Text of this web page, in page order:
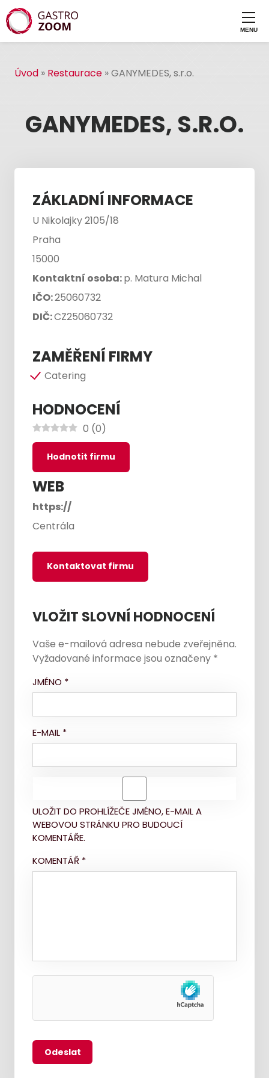
Úvod » Restaurace »GANYMEDES, s.r.o.
GANYMEDES, S.R.O.
ZÁKLADNÍ INFORMACE
U Nikolajky 2105/18
Praha
15000
Kontaktní osoba:p. Matura Michal
IČO:25060732
DIČ:CZ25060732
ZAMĚŘENÍ FIRMY
Catering
HODNOCENÍ
0 (0)
Hodnotit firmu
WEB
https://
Centrála
Kontaktovat firmu
VLOŽIT SLOVNÍ HODNOCENÍ
Vaše e-mailová adresa nebude zveřejněna.
Vyžadované informace jsou označeny *
JMÉNO *
E-MAIL *
ULOŽIT DO PROHLÍŽEČE JMÉNO, E-MAIL A
WEBOVOU STRÁNKU PRO BUDOUCÍ
KOMENTÁŘE.
KOMENTÁŘ *